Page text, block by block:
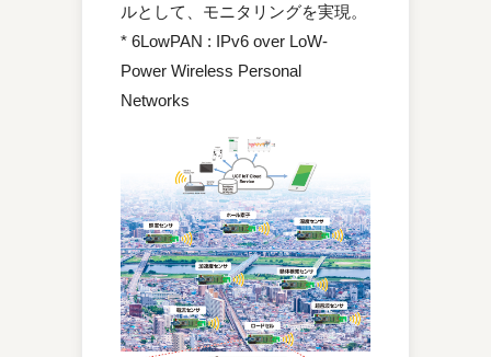
ルとして、モニタリングを実現。
* 6LowPAN : IPv6 over LoW-
Power Wireless Personal
Networks